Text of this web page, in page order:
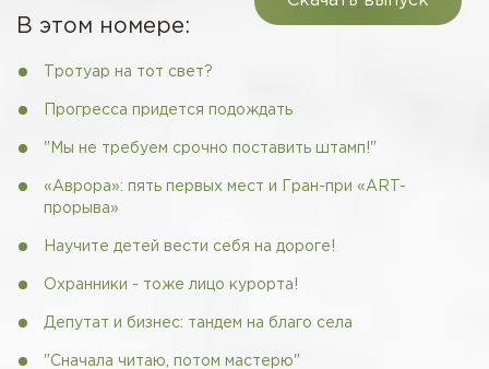
В этом номере:
Тротуар на тот свет?
Прогресса придется подождать
"Мы не требуем срочно поставить штамп!"
«Аврора»: пять первых мест и Гран-при «АRT-
прорыва»
Научите детей вести себя на дороге!
Охранники - тоже лицо курорта!
Депутат и бизнес: тандем на благо села
"Сначала читаю, потом мастерю"